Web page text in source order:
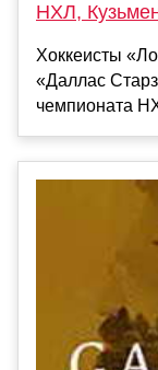
НХЛ,
Хоккеисты
«Даллас
чемпионата